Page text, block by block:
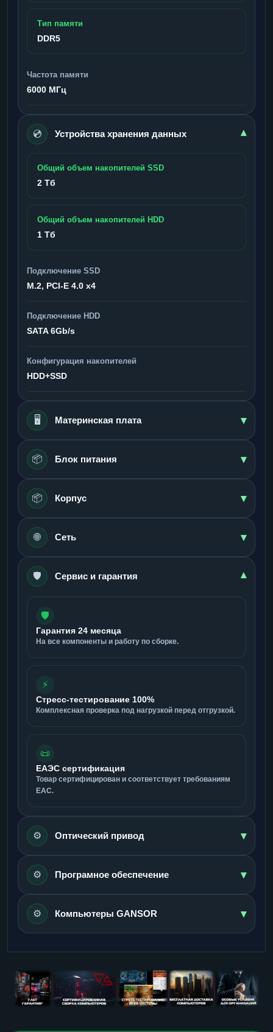
Тип памяти
DDR5
Частота памяти
6000 МГц
💿 Устройства хранения данных ▾
Общий объем накопителей SSD
2 Тб
Общий объем накопителей HDD
1 Тб
Подключение SSD
M.2, PCI-E 4.0 x4
Подключение HDD
SATA 6Gb/s
Конфигурация накопителей
HDD+SSD
🖥️ Материнская плата ▾
📦 Блок питания ▾
📦 Корпус ▾
🌐 Сеть ▾
🛡️ Сервис и гарантия ▾
🛡️
Гарантия 24 месяца
На все компоненты и работу по сборке.
⚡
Стресс-тестирование 100%
Комплексная проверка под нагрузкой перед отгрузкой.
📜
ЕАЭС сертификация
Товар сертифицирован и соответствует требованиям
ЕАС.
⚙️ Оптический привод ▾
⚙️ Програмное обеспечение ▾
⚙️ Компьютеры GANSOR ▾